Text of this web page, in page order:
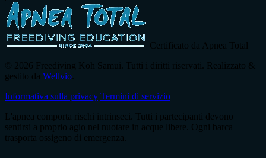
Certificato da Apnea Total
© 2026 Freediving Koh Samui. Tutti i diritti riservati. Realizzato &
gestito da Wellvio
Informativa sulla privacy Termini di servizio
L'apnea comporta rischi intrinseci. Tutti i partecipanti devono
sentirsi a proprio agio nel nuotare in acque libere. Ogni barca
trasporta ossigeno di emergenza.